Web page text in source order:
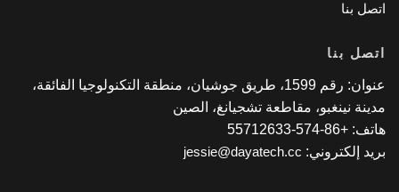
بنا
بنا
عنوان: رقم 1599، طريق جوشيان، منطقة التكنولوجيا الفائقة،
نينغبو، مقاطعة تشجيانغ، الصين
574-55712633
إلكتروني:jessie@dayatech.cc